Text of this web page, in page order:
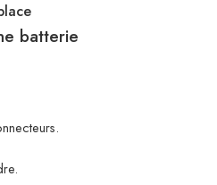
batterie